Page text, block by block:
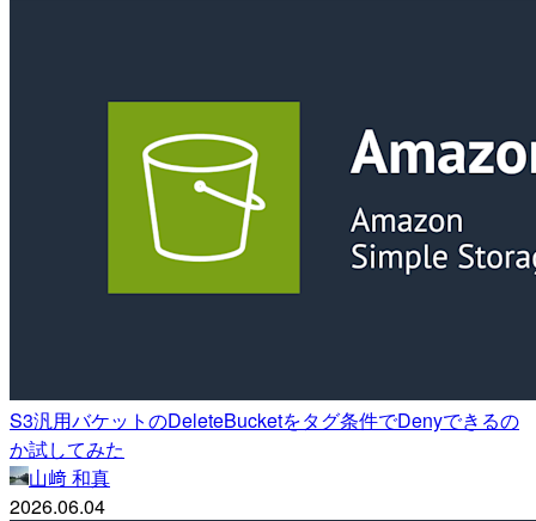
S3汎用バケットのDeleteBucketをタグ条件でDenyできるの
か試してみた
山﨑 和真
2026.06.04